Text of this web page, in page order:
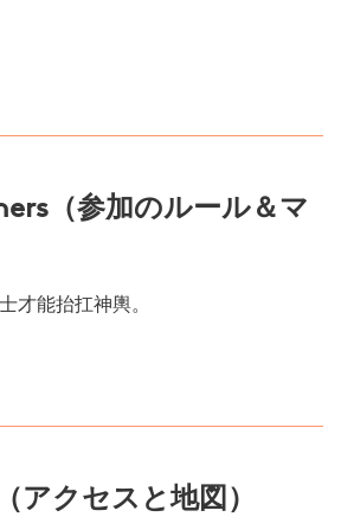
（参加のルール＆マ
才能抬扛神輿。
アクセスと地図）